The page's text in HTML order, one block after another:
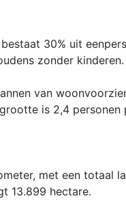
30% uit
zonder kinderen.
van
is 2,4 personen
met een totaal
13.899 hectare.